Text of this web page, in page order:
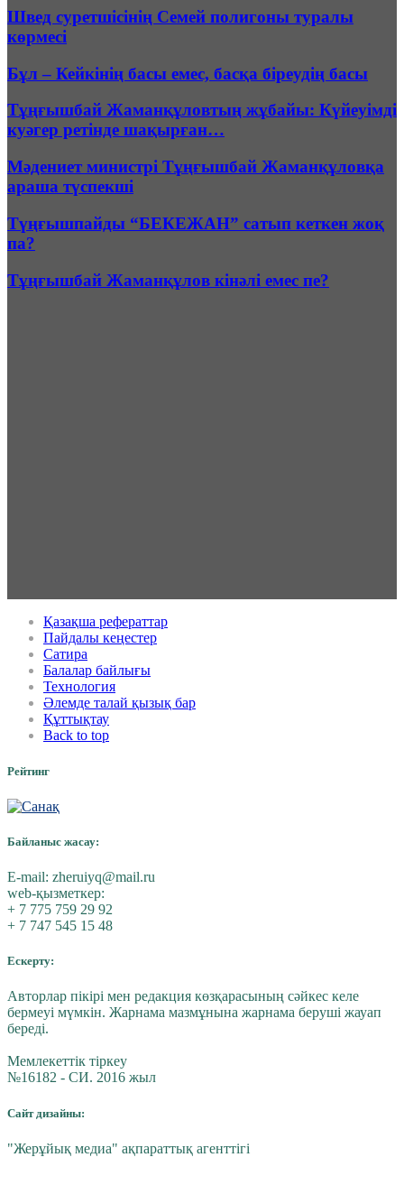
Швед суретшісінің Семей полигоны туралы
көрмесі
Бұл – Кейкінің басы емес, басқа біреудің басы
Тұңғышбай Жаманқұловтың жұбайы: Күйеуімді
куәгер ретінде шақырған…
Мәдениет министрі Тұңғышбай Жаманқұловқа
араша түспекші
Түңғышпайды “БЕКЕЖАН” сатып кеткен жоқ
па?
Тұңғышбай Жаманқұлов кінәлі емес пе?
Қазақша рефераттар
Пайдалы кеңестер
Сатира
Балалар байлығы
Технология
Әлемде талай қызық бар
Құттықтау
Back to top
Рейтинг
Байланыс жасау:
E-mail: zheruiyq@mail.ru
web-қызметкер:
+ 7 775 759 29 92
+ 7 747 545 15 48
Ескерту:
Авторлар пікірі мен редакция көзқарасының сәйкес келе
бермеуі мүмкін. Жарнама мазмұнына жарнама беруші жауап
береді.
Мемлекеттік тіркеу
№16182 - СИ. 2016 жыл
Сайт дизайны:
"Жерұйық медиа" ақпараттық агенттігі